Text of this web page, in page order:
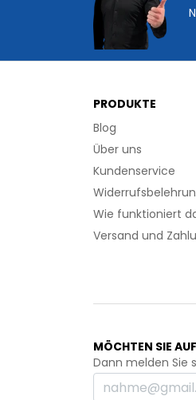
PRODUKTE
Blog
Über uns
Kundenservice
Wie funktioniert
Versand und
MÖCHTEN SIE
Dann melden Sie